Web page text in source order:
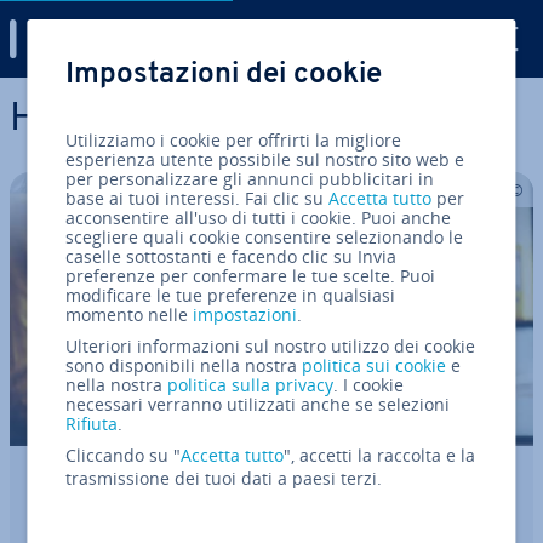
Vai al contenuto prin­ci­pa­le
HTML
HTML `label`: la soluzione ottimale per
Impostazioni dei cookie
Utilizziamo i cookie per offrirti la migliore
esperienza utente possibile sul nostro sito web e
per personalizzare gli annunci pubblicitari in
base ai tuoi interessi. Fai clic suAccetta tutto per
acconsentire all'uso di tutti i cookie. Puoi anche
scegliere quali cookie consentire selezionando le
caselle sottostanti e facendo clic su Invia
preferenze per confermare le tue scelte. Puoi
modificare le tue preferenze in qualsiasi
momento nelle impostazioni.
Ulteriori informazioni sul nostro utilizzo dei cookie
sono disponibili nella nostra politica sui cookie e
nella nostra politica sulla privacy. I cookie
necessari verranno utilizzati anche se selezioni
Rifiuta.
Cliccando su "Accetta tutto", accetti la raccolta e la
trasmissione dei tuoi dati a paesi terzi.